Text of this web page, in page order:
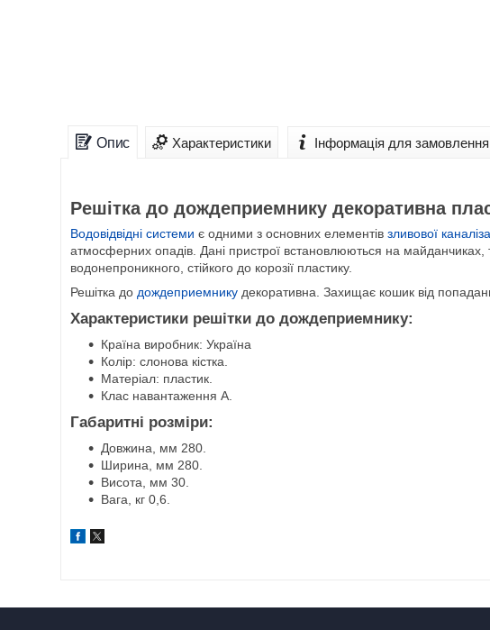
Опис Характеристики Інформація для замовлення
Решітка до дождеприемнику декоративна
Водовідвідні системи є одними з основних елементів зливової
атмосферних опадів. Дані пристрої встановлюються на майданчиках,
водонепроникного, стійкого до корозії пластику.
Решітка до дождеприемнику декоративна. Захищає кошик від
Характеристики решітки до дождеприемнику:
Країна виробник: Україна
Колір: слонова кістка.
Матеріал: пластик.
Клас навантаження А.
Габаритні розміри:
Довжина, мм 280.
Ширина, мм 280.
Висота, мм 30.
Вага, кг 0,6.